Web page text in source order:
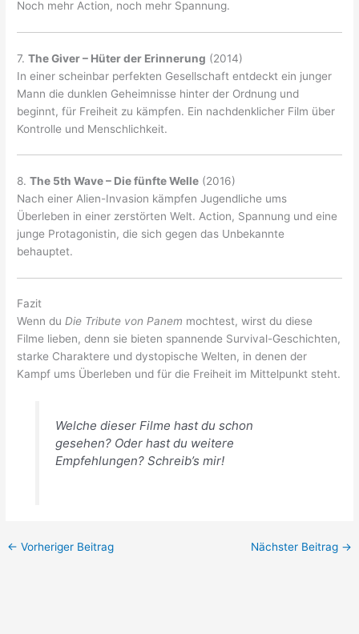
Noch mehr Action, noch mehr Spannung.
7.The Giver – Hüter der Erinnerung (2014)
In einer scheinbar perfekten Gesellschaft entdeckt ein junger
Mann die dunklen Geheimnisse hinter der Ordnung und
beginnt, für Freiheit zu kämpfen. Ein nachdenklicher Film über
Kontrolle und Menschlichkeit.
8.The 5th Wave – Die fünfte Welle (2016)
Nach einer Alien-Invasion kämpfen Jugendliche ums
Überleben in einer zerstörten Welt. Action, Spannung und eine
junge Protagonistin, die sich gegen das Unbekannte
behauptet.
Fazit
Wenn duDie Tribute von Panem mochtest, wirst du diese
Filme lieben, denn sie bieten spannende Survival-Geschichten,
starke Charaktere und dystopische Welten, in denen der
Kampf ums Überleben und für die Freiheit im Mittelpunkt steht.
Welche dieser Filme hast du schon
gesehen? Oder hast du weitere
Empfehlungen? Schreib’s mir!
← Vorheriger Beitrag Nächster Beitrag →